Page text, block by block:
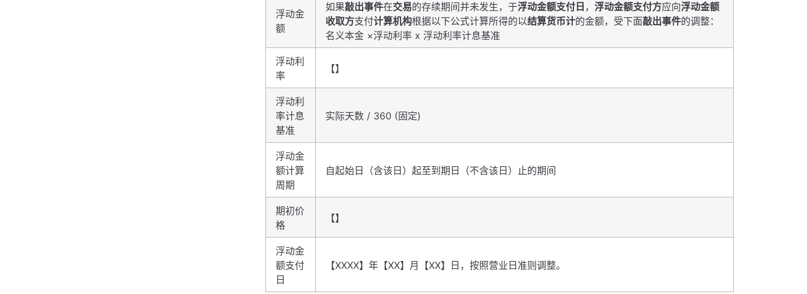
浮动金
额
如果敲出事件在交易的存续期间并未发生，于浮动金额支付日 ， 浮动金额支付方应向浮动金额
收取方支付计算机构根据以下公式计算所得的以结算货币计的金额，受下面敲出事件的调整：
名义本金 ×浮动利率 x 浮动利率计息基准
浮动利
率
【】
浮动利
率计息
基准
实际天数 / 360 (固定)
浮动金
额计算
周期
自起始日（含该日）起至到期日（不含该日）止的期间
期初价
格
【】
浮动金
额支付
日
【XXXX】年【XX】月【XX】日，按照营业日准则调整。